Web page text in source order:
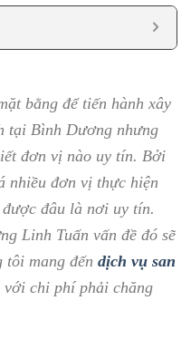
bằng để tiến hành xây
tại Bình Dương nhưng
đơn vị nào uy tín. Bởi
nhiều đơn vị thực hiện
đâu là nơi uy tín.
Linh Tuấn vấn đề đó sẽ
tôi mang đến dịch vụ san
với chi phí phải chăng